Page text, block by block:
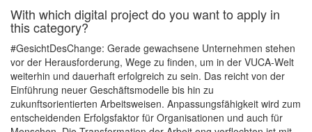
With which digital project do you want to apply in
this category?
#GesichtDesChange: Gerade gewachsene Unternehmen stehen
vor der Herausforderung, Wege zu finden, um in der VUCA-Welt
weiterhin und dauerhaft erfolgreich zu sein. Das reicht von der
Einführung neuer Geschäftsmodelle bis hin zu
zukunftsorientierten Arbeitsweisen. Anpassungsfähigkeit wird zum
entscheidenden Erfolgsfaktor für Organisationen und auch für